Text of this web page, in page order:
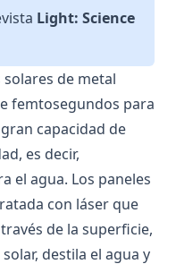
Light: Science
de metal
femtosegundos para
capacidad de
es decir,
el agua. Los paneles
con láser que
de la superficie,
destila el agua y